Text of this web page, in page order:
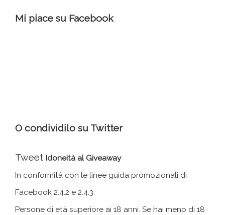
Mi piace su Facebook
O condividilo su Twitter
Tweet Idoneità al Giveaway
In conformità con le linee guida promozionali di
Facebook 2.4.2 e 2.4.3:
Persone di età superiore ai 18 anni. Se hai meno di 18